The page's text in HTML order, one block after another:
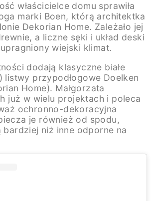
właścicielce domu sprawiła
marki Boen, którą architektka
Dekorian Home. Zależało jej
a liczne sęki i układ deski
wiejski klimat.
dodają klasyczne białe
listwy przypodłogowe Doelken
Home). Małgorzata
już w wielu projektach i poleca
ochronno-dekoracyjna
je również od spodu,
bardziej niż inne odporne na